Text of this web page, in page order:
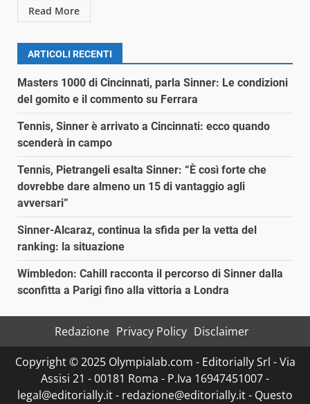
Read More
ARTICOLI RECENTI
Masters 1000 di Cincinnati, parla Sinner: Le condizioni
del gomito e il commento su Ferrara
Tennis, Sinner è arrivato a Cincinnati: ecco quando
scenderà in campo
Tennis, Pietrangeli esalta Sinner: “È così forte che
dovrebbe dare almeno un 15 di vantaggio agli
avversari”
Sinner-Alcaraz, continua la sfida per la vetta del
ranking: la situazione
Wimbledon: Cahill racconta il percorso di Sinner dalla
sconfitta a Parigi fino alla vittoria a Londra
Redazione Privacy Policy Disclaimer
Copyright © 2025 Olympialab.com - Editorially Srl - Via
Assisi 21 - 00181 Roma - P.Iva 16947451007 -
legal@editorially.it - redazione@editorially.it - Questo